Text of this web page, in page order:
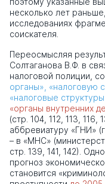
несколько лет
исследованиях
соискателя.
Переосмысляя
Солтаганова В.Ф. в
налоговой полиции,
органы», «налоговую
«налоговые
«органы внутренних
(стр. 104, 112, 113, 116,
аббревиатуру «ГНИ»
– в «МНС»
стр. 139, 141, 142).
прогноз
становится